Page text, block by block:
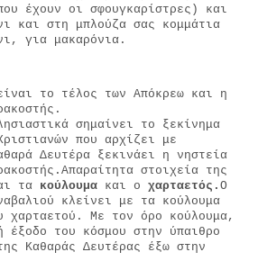
έχουν οι σφουγκαρίστρες) και
και στη μπλούζα σας κομμάτια
για μακαρόνια.
το τέλος των Απόκρεω και η
σημαίνει το ξεκίνημα
που αρχίζει με
Δευτέρα ξεκινάει η νηστεία
στοιχεία της
τα κούλουμα και οχαρταετός.Ο
κλείνει με τα κούλουμα
χαρταετού. Με τον όρο κούλουμα,
έξοδο του κόσμου στην ύπαιθρο
Καθαράς Δευτέρας έξω στην